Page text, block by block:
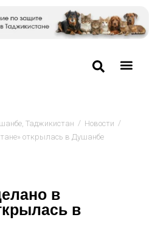
Таджикистан / Новости /
открылась в Душанбе
в
в